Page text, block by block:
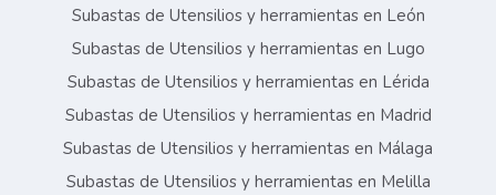
Subastas de Utensilios y herramientas en León
Subastas de Utensilios y herramientas en Lugo
Subastas de Utensilios y herramientas en Lérida
Subastas de Utensilios y herramientas en Madrid
Subastas de Utensilios y herramientas en Málaga
Subastas de Utensilios y herramientas en Melilla